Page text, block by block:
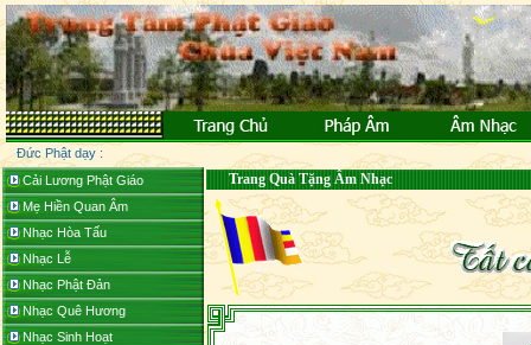
Đức Phật dạy :
Cải Lương Phật Giáo
Mẹ Hiền Quan Âm
Nhạc Hòa Tấu
Nhạc Lễ
Nhạc Phật Đản
Nhạc Quê Hương
Nhạc Sinh Hoạt
Trang Quà Tặng Âm Nhạc